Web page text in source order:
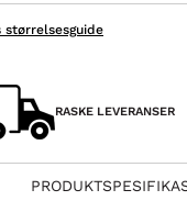
størrelsesguide
RASKE LEVERANSER